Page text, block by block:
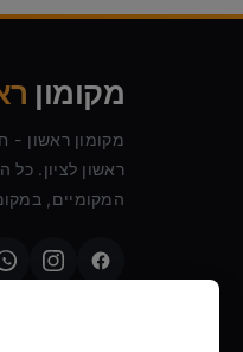
מקומון
מקומון ראשון
ראשון לציון. כל
המקומיים,